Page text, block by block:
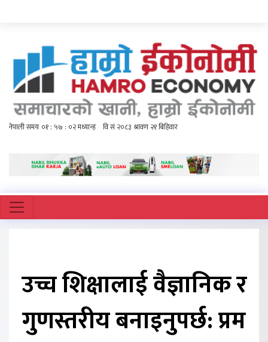
उच्च शिक्षालाई वैज्ञानिक र
गुणस्तरीय बनाइनुपर्छ: प्रम